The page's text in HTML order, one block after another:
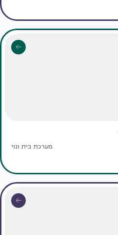
מערכת בית ונוי